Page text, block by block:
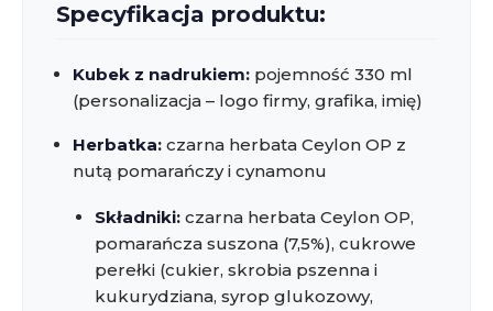
Specyfikacja produktu:
Kubek z nadrukiem: pojemność 330 ml
(personalizacja – logo firmy, grafika, imię)
Herbatka: czarna herbata Ceylon OP z
nutą pomarańczy i cynamonu
Składniki: czarna herbata Ceylon OP,
pomarańcza suszona (7,5%), cukrowe
perełki (cukier, skrobia pszenna i
kukurydziana, syrop glukozowy,